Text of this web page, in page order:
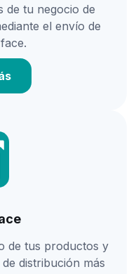
de tu negocio de
el envío de
de tus productos y
distribución más